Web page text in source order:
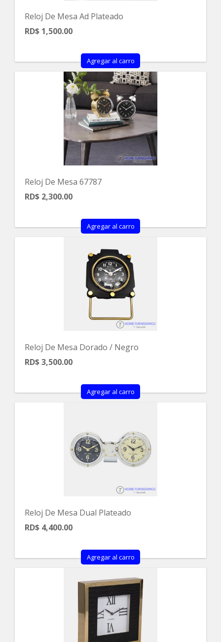
Reloj De Mesa Ad Plateado
RD$ 1,500.00
Agregar al carro
Reloj De Mesa 67787
RD$ 2,300.00
Agregar al carro
Reloj De Mesa Dorado / Negro
RD$ 3,500.00
Agregar al carro
Reloj De Mesa Dual Plateado
RD$ 4,400.00
Agregar al carro